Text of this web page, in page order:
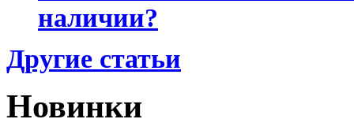
наличии?
Другие статьи
Новинки